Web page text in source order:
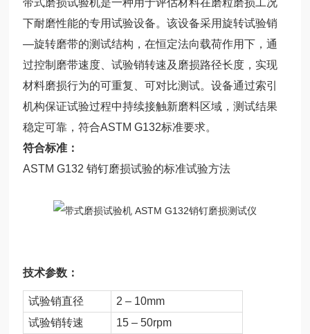
带式磨损试验机是一种用于评估材料在磨粒磨损工况
下耐磨性能的专用试验设备。该设备采用旋转试验销
—旋转磨带的测试结构，在恒定法向载荷作用下，通
过控制磨带速度、试验销转速及磨损路径长度，实现
材料磨损行为的可重复、可对比测试。设备通过索引
机构保证试验过程中持续接触新磨料区域，测试结果
稳定可靠，符合ASTM G132标准要求。
符合标准：
ASTM G132 销钉磨损试验的标准试验方法
技术参数：
试验销直径
2 – 10mm
试验销转速
15 – 50rpm